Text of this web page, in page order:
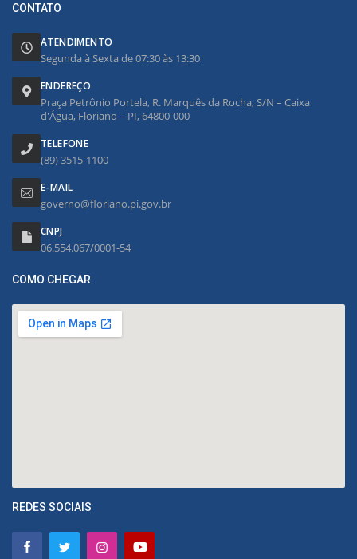
CONTATO
ATENDIMENTO
Segunda à Sexta de 07:30 às 13:30
ENDEREÇO
Praça Petrônio Portela, R. Marquês da Rocha, S/N – Caixa
d'Água, Floriano – PI, 64800-000
TELEFONE
(89) 3515-1100
E-MAIL
governo@floriano.pi.gov.br
CNPJ
06.554.067/0001-54
COMO CHEGAR
REDES SOCIAIS